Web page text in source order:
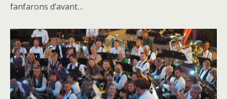
fanfarons d’avant…